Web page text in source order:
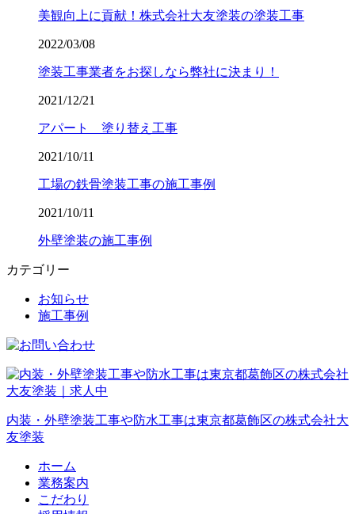
美観向上に貢献！株式会社大友塗装の塗装工事
2022/03/08
塗装工事業者をお探しなら弊社に決まり！
2021/12/21
アパート 塗り替え工事
2021/10/11
工場の鉄骨塗装工事の施工事例
2021/10/11
外壁塗装の施工事例
カテゴリー
お知らせ
施工事例
内装・外壁塗装工事や防水工事は東京都葛飾区の株式会社大
友塗装
ホーム
業務案内
こだわり